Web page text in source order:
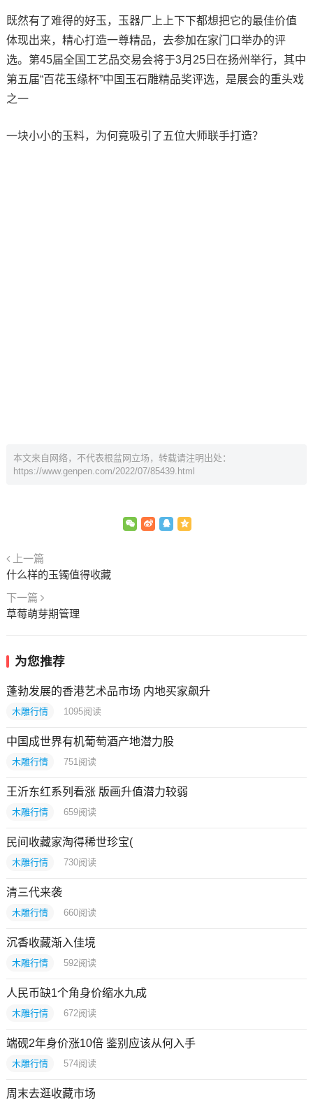
既然有了难得的好玉，玉器厂上上下下都想把它的最佳价值
体现出来，精心打造一尊精品，去参加在家门口举办的评
选。第45届全国工艺品交易会将于3月25日在扬州举行，其中
第五届“百花玉缘杯”中国玉石雕精品奖评选，是展会的重头戏
之一
一块小小的玉料，为何竟吸引了五位大师联手打造？
本文来自网络，不代表根盆网立场，转载请注明出处：
https://www.genpen.com/2022/07/85439.html
上一篇
什么样的玉镯值得收藏
下一篇
草莓萌芽期管理
为您推荐
蓬勃发展的香港艺术品市场 内地买家飙升
木雕行情 1095阅读
中国成世界有机葡萄酒产地潜力股
木雕行情 751 阅读
王沂东红系列看涨 版画升值潜力较弱
木雕行情 659阅读
民间收藏家淘得稀世珍宝(
木雕行情 730阅读
清三代来袭
木雕行情 660阅读
沉香收藏渐入佳境
木雕行情 592阅读
人民币缺1个角身价缩水九成
木雕行情 672阅读
端砚2年身价涨10倍 鉴别应该从何入手
木雕行情 574阅读
周末去逛收藏市场